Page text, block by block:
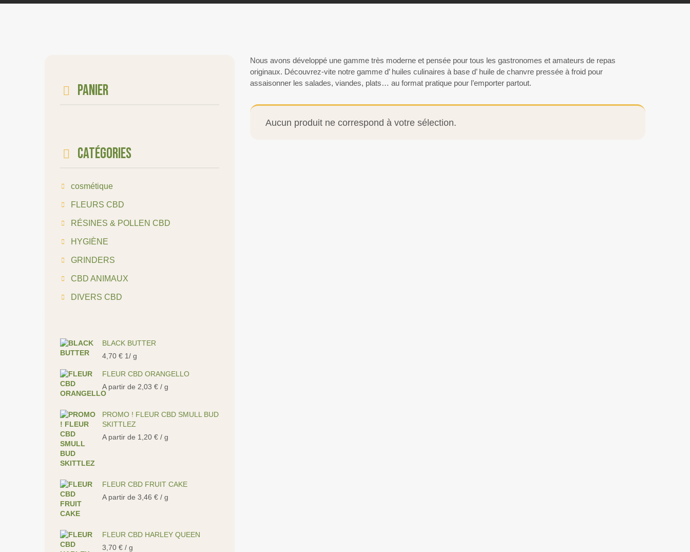
Nous avons développé une gamme très moderne et pensée pour tous les gastronomes et amateurs de repas
originaux. Découvrez-vite notre gamme d’ huiles culinaires à base d’ huile de chanvre pressée à froid pour
assaisonner les salades, viandes, plats… au format pratique pour l’emporter partout.
Aucun produit ne correspond à votre sélection.
Panier
Catégories
cosmétique
FLEURS CBD
RÉSINES & POLLEN CBD
HYGIÈNE
GRINDERS
CBD ANIMAUX
DIVERS CBD
BLACK BUTTER
4,70 € 1/ g
FLEUR CBD ORANGELLO
A partir de 2,03 € / g
PROMO ! FLEUR CBD SMULL BUD
SKITTLEZ
A partir de 1,20 € / g
FLEUR CBD FRUIT CAKE
A partir de 3,46 € / g
FLEUR CBD HARLEY QUEEN
3,70 € / g